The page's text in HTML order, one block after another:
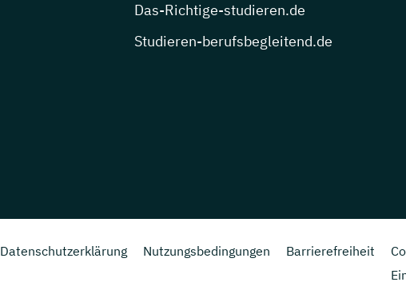
Das-Richtige-studieren.de
Studieren-berufsbegleitend.de
Datenschutzerklärung Nutzungsbedingungen Barrierefreiheit